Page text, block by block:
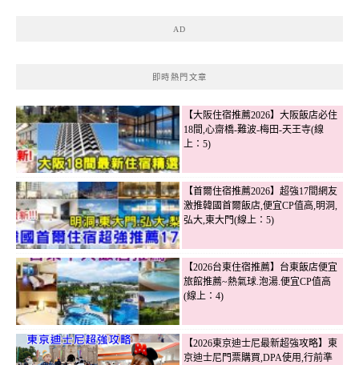
AD
即時熱門文章
【大阪住宿推薦2026】大阪飯店必住
18間,心齋橋-難波-梅田-天王寺(線
上：5)
【首爾住宿推薦2026】超強17間網友
激推韓國首爾飯店,便宜CP值高,明洞,
弘大,東大門(線上：5)
【2026台東住宿推薦】台東飯店便宜
旅館推薦~熱氣球.泡湯.便宜CP值高
(線上：4)
【2026東京迪士尼最新超強攻略】東
京迪士尼門票購買,DPA使用,行前準